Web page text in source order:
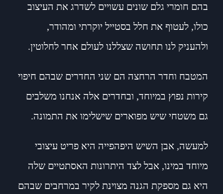
בהם חומרי גלם שונים עשויים לשדרג את העיצוב
כולו, לעטוף את חלל בסטייל יוקרתי ומהודר,
ולהעניק לנו תחושה שצללנו לעולם אחר לחלוטין.
המטבח וחדר הרחצה הם שני החדרים שבהם חיפוי
קירות נפוץ במיוחד, ובחדרים אלה אנחנו משלבים
גם משטחי שיש מפוארים שישלימו את התמונה.
למעשה, אבן השיש היפהפייה היא פריט עיצובי
מיוחד במינו, אבל לצד היתרונות האסתטיים שלה
היא גם מספקת הגנה מצוינת לקיר במרחבים שבהם